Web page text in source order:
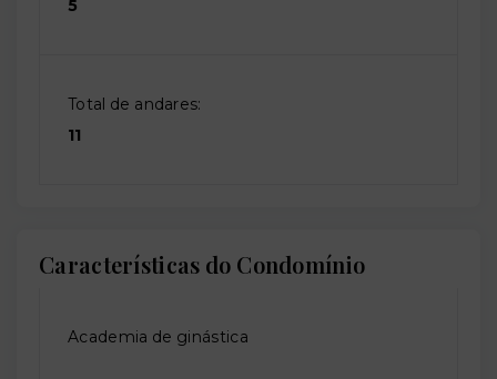
5
Total de andares:
11
Características do Condomínio
Academia de ginástica